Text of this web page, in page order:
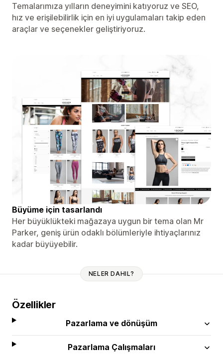
Temalarımıza yılların deneyimini katıyoruz ve SEO,
hız ve erişilebilirlik için en iyi uygulamaları takip eden
araçlar ve seçenekler geliştiriyoruz.
Büyüme için tasarlandı
Her büyüklükteki mağazaya uygun bir tema olan Mr
Parker, geniş ürün odaklı bölümleriyle ihtiyaçlarınız
kadar büyüyebilir.
NELER DAHIL?
Özellikler
Pazarlama ve dönüşüm
Pazarlama Çalışmaları